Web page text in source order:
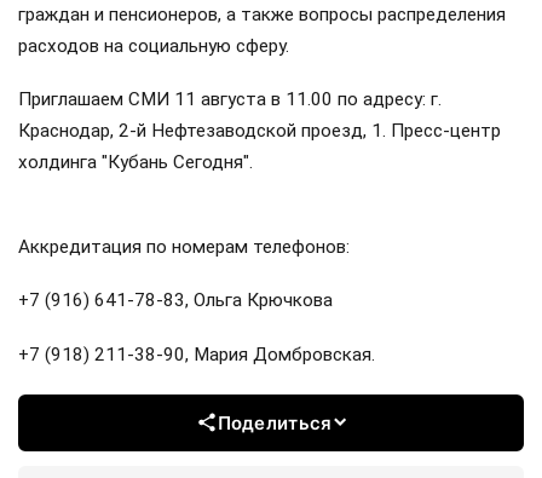
граждан и пенсионеров, а также вопросы распределения
расходов на социальную сферу.
Приглашаем СМИ 11 августа в 11.00 по адресу: г.
Краснодар, 2-й Нефтезаводской проезд, 1. Пресс-центр
холдинга "Кубань Сегодня".
Аккредитация по номерам телефонов:
+7 (916) 641-78-83, Ольга Крючкова
+7 (918) 211-38-90, Мария Домбровская.
Поделиться